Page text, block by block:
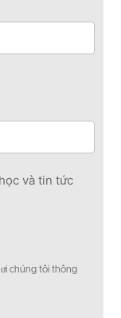
và tin tức
chúng tôi thông